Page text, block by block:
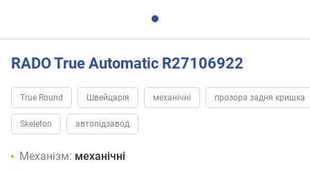
RADO True Automatic R27106922
True Round Швейцарія механічні прозора задня кришка
Skeleton автопідзавод
Механізм: механічні